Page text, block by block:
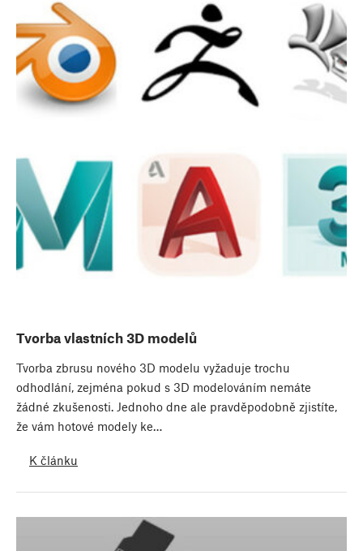
Tvorba vlastních 3D modelů
Tvorba zbrusu nového 3D modelu vyžaduje trochu
odhodlání, zejména pokud s 3D modelováním nemáte
žádné zkušenosti. Jednoho dne ale pravděpodobně zjistíte,
že vám hotové modely ke…
K článku